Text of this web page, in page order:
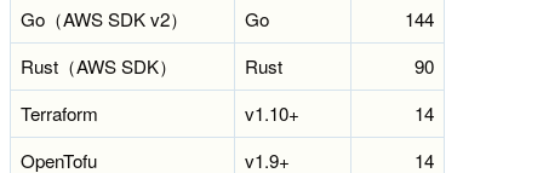
Go（AWS SDK v2）
Go
144
Rust（AWS SDK）
Rust
90
Terraform
v1.10+
14
OpenTofu
v1.9+ 14